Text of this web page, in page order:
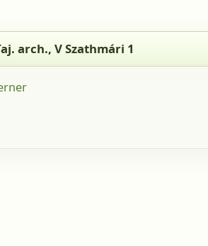
arch., V Szathmári 1
arch., V Szathmári 1